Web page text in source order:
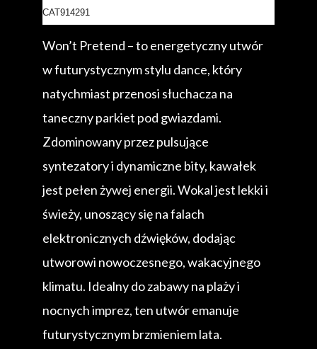
CAT914291
Won’t Pretend – to energetyczny utwór
w futurystycznym stylu dance, który
natychmiast przenosi słuchacza na
taneczny parkiet pod gwiazdami.
Zdominowany przez pulsujące
syntezatory i dynamiczne bity, kawałek
jest pełen żywej energii. Wokal jest lekki i
świeży, unoszący się na falach
elektronicznych dźwięków, dodając
utworowi nowoczesnego, wakacyjnego
klimatu. Idealny do zabawy na plaży i
nocnych imprez, ten utwór emanuje
futurystycznym brzmieniem lata.